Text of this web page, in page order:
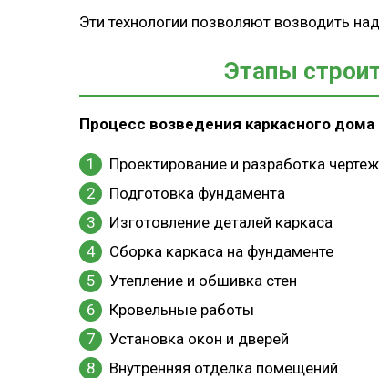
Эти технологии позволяют возводить
Этапы
Процесс возведения каркасного
Проектирование и разработка
Подготовка фундамента
Изготовление деталей каркаса
Сборка каркаса на фундаменте
Утепление и обшивка стен
Кровельные работы
Установка окон и дверей
Внутренняя отделка помещений